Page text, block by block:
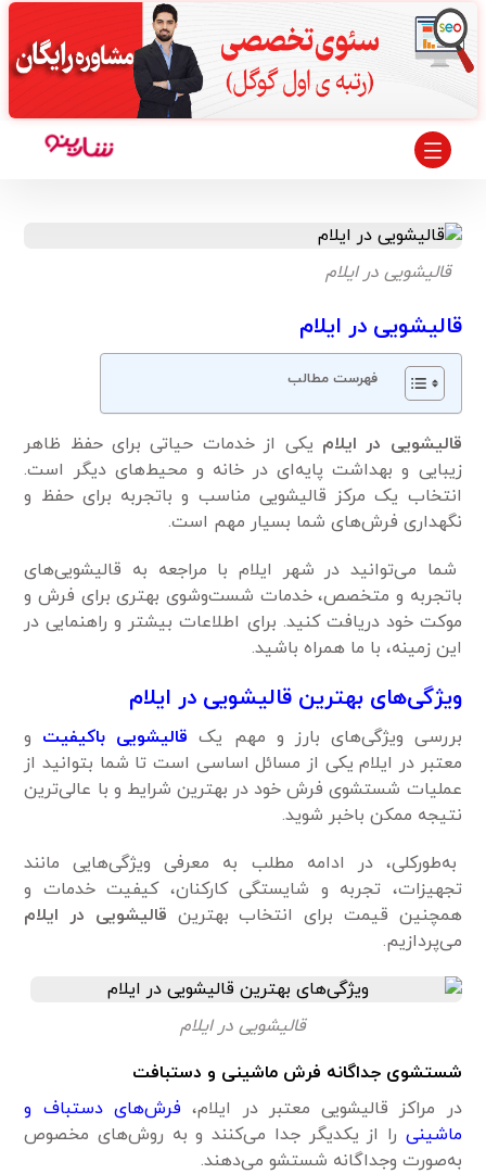
قالیشویی در ایلام
قالیشویی در ایلام
فهرست مطالب
قالیشویی در ایلام یکی از خدمات حیاتی برای حفظ ظاهر
زیبایی و بهداشت پایه‌ای در خانه و محیط‌های دیگر است.
انتخاب یک مرکز قالیشویی مناسب و باتجربه برای حفظ و
نگهداری فرش‌های شما بسیار مهم است.
شما می‌توانید در شهر ایلام با مراجعه به قالیشویی‌های
باتجربه و متخصص، خدمات شست‌وشوی بهتری برای فرش و
موکت خود دریافت کنید. برای اطلاعات بیشتر و راهنمایی در
این زمینه، با ما همراه باشید.
ویژگی‌های بهترین قالیشویی در ایلام
بررسی ویژگی‌های بارز و مهم یک قالیشویی باکیفیت و
معتبر در ایلام یکی از مسائل اساسی است تا شما بتوانید از
عملیات شستشوی فرش خود در بهترین شرایط و با عالی‌ترین
نتیجه ممکن باخبر شوید.
به‌طورکلی، در ادامه مطلب به معرفی ویژگی‌هایی مانند
تجهیزات، تجربه و شایستگی کارکنان، کیفیت خدمات و
همچنین قیمت برای انتخاب بهترین قالیشویی در ایلام
می‌پردازیم.
قالیشویی در ایلام
شستشوی جداگانه فرش ماشینی و دستبافت
در مراکز قالیشویی معتبر در ایلام، فرش‌های دستباف و
ماشینی را از یکدیگر جدا می‌کنند و به روش‌های مخصوص
به‌صورت وجداگانه شستشو می‌دهند.